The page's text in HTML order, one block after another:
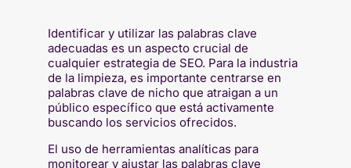
Identificar y utilizar las palabras clave
adecuadas es un aspecto crucial de
cualquier estrategia de SEO. Para la industria
de la limpieza, es importante centrarse en
palabras clave de nicho que atraigan a un
público específico que está activamente
buscando los servicios ofrecidos.
El uso de herramientas analíticas para
monitorear y ajustar las palabras clave